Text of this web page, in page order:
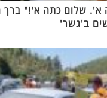
א'. שלום כתה א'!" ברך
ב'גשר'